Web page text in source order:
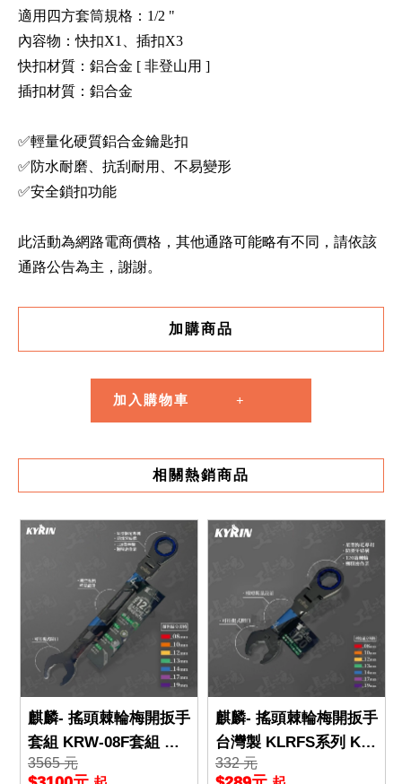
適用四方套筒規格：1/2 "
內容物：快扣X1、插扣X3
快扣材質：鋁合金 [ 非登山用 ]
插扣材質：鋁合金
✅輕量化硬質鋁合金鑰匙扣
✅防水耐磨、抗刮耐用、不易變形
✅安全鎖扣功能
此活動為網路電商價格，其他通路可能略有不同，請依該
通路公告為主，謝謝。
加購商品
加入購物車
相關熱銷商品
麒麟- 搖頭棘輪梅開扳手
套組 KRW-08F套組 台
灣製 KLR系列 KYRIN
3565 元
麒麟- 搖頭棘輪梅開扳手
台灣製 KLRFS系列 KY
RIN 輕量化 開口端快插
332 元